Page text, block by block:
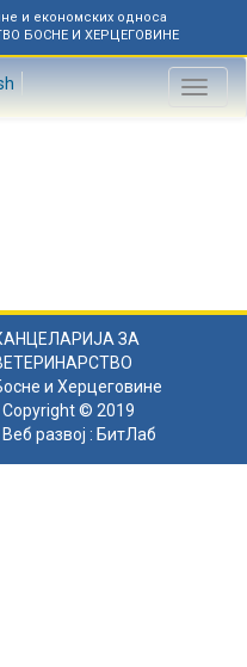
и економских односа
БОСНЕ И ХЕРЦЕГОВИНЕ
Toggle
ЗА
и Херцеговине
Copyright © 2019
Веб развој : БитЛаб